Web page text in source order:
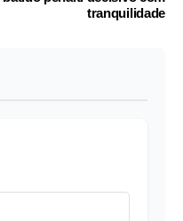
tranquilidade